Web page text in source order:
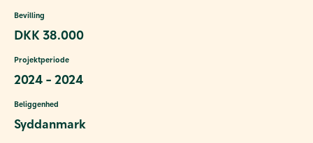
Bevilling
DKK 38.000
Projektperiode
2024 - 2024
Beliggenhed
Syddanmark